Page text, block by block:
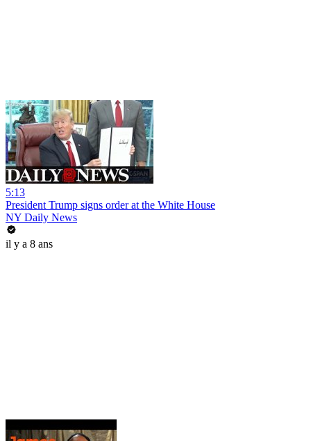
5:13
President Trump signs order at the White House
NY Daily News
il y a 8 ans